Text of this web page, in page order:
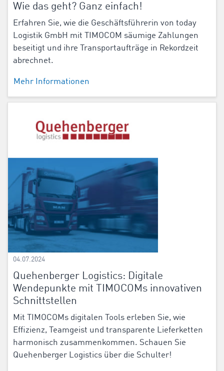
Wie das geht? Ganz einfach!
Erfahren Sie, wie die Geschäftsführerin von today
Logistik GmbH mit TIMOCOM säumige Zahlungen
beseitigt und ihre Transportaufträge in Rekordzeit
abrechnet.
Mehr Informationen
04.07.2024
Quehenberger Logistics: Digitale
Wendepunkte mit TIMOCOMs innovativen
Schnittstellen
Mit TIMOCOMs digitalen Tools erleben Sie, wie
Effizienz, Teamgeist und transparente Lieferketten
harmonisch zusammenkommen. Schauen Sie
Quehenberger Logistics über die Schulter!